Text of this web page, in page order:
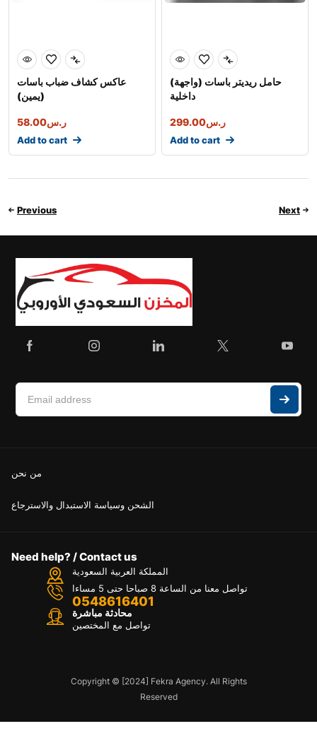
عاكس كشاف ضباب باسات
(يمين)
ر.س58.00
Add to cart
(حامل ريديتر باسات (واجهة
داخلية
ر.س299.00
Add to cart
Previous Next
من نحن
الشحن وسياسة الاستبدال والاسترجاع
Need help? / Contact us
المملكة العربية السعودية
تواصل معنا من الساعة 8 صباحا حتى 5 مساءا
0548616401
محادثة مباشرة
تواصل مع المختصين
Copyright © [2024] Fekra Agency. All Rights
Reserved